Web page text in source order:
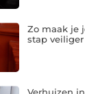
Zo maak je
stap veiliger
Verhuizen